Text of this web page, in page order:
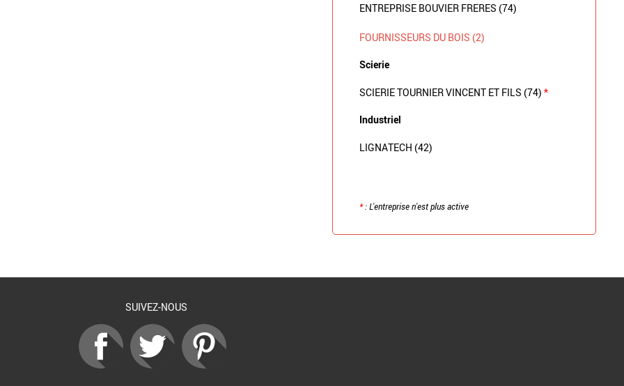
ENTREPRISE BOUVIER FRERES (74)
FOURNISSEURS DU BOIS (2)
Scierie
SCIERIE TOURNIER VINCENT ET FILS (74) *
Industriel
LIGNATECH (42)
*: L'entreprise n'est plus active
SUIVEZ-NOUS